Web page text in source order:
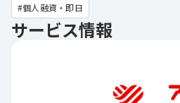
個人融資・即日
サービス情報